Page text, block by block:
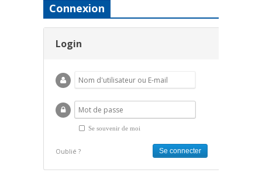
Connexion
Login
Se souvenir de moi
Oublié ?